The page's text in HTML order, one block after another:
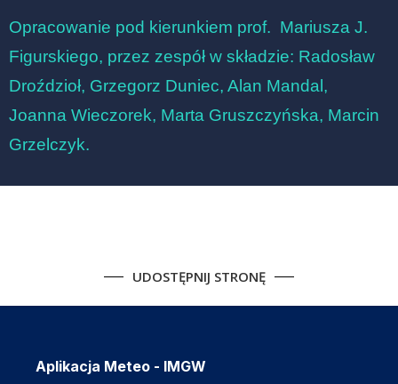
Opracowanie pod kierunkiem prof. Mariusza J.
Figurskiego, przez zespół w składzie: Radosław
Droździoł, Grzegorz Duniec, Alan Mandal,
Joanna Wieczorek, Marta Gruszczyńska, Marcin
Grzelczyk.
UDOSTĘPNIJ STRONĘ
Aplikacja Meteo - IMGW